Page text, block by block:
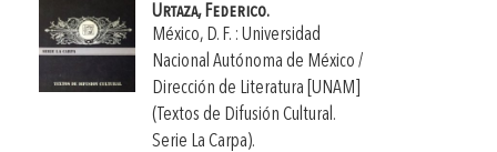
Urtaza, Federico.
México, D. F. : Universidad
Nacional Autónoma de México /
Dirección de Literatura [UNAM]
(Textos de Difusión Cultural.
Serie La Carpa).